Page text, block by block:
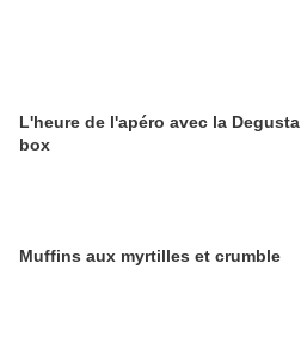
L'heure de l'apéro avec la Degusta
box
Muffins aux myrtilles et crumble